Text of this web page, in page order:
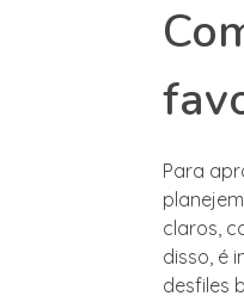
Para
claros,
disso, é
desfiles